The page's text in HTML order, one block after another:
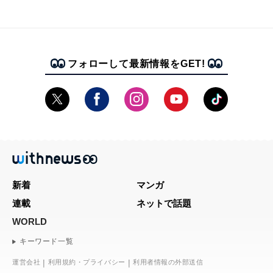
フォローして最新情報をGET!
新着
マンガ
連載
ネットで話題
WORLD
キーワード一覧
運営会社 利用規約・プライバシー 利用者情報の外部送信